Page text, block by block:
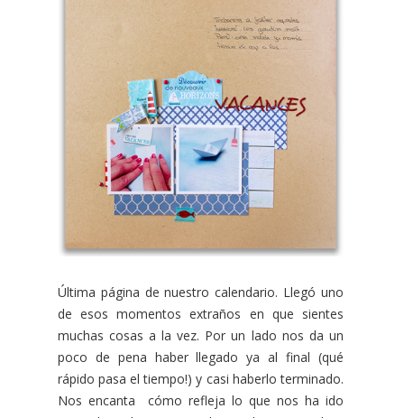
Última página de nuestro calendario. Llegó uno
de esos momentos extraños en que sientes
muchas cosas a la vez. Por un lado nos da un
poco de pena haber llegado ya al final (qué
rápido pasa el tiempo!) y casi haberlo terminado.
Nos encanta cómo refleja lo que nos ha ido